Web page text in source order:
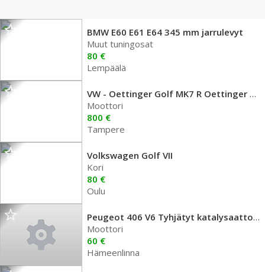
BMW E60 E61 E64 345 mm jarrulevyt
Muut tuningosat
80 €
Lempäälä
VW - Oettinger Golf MK7 R Oettinger putkisto
Moottori
800 €
Tampere
Volkswagen Golf VII
Kori
80 €
Oulu
Peugeot 406 V6 Tyhjätyt katalysaattorit 152kw
Moottori
60 €
Hämeenlinna